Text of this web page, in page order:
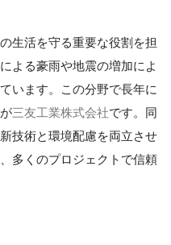
生活を守る重要な役割を担
よる豪雨や地震の増加によ
います。この分野で長年に
三友工業株式会社です。同
技術と環境配慮を両立させ
多くのプロジェクトで信頼